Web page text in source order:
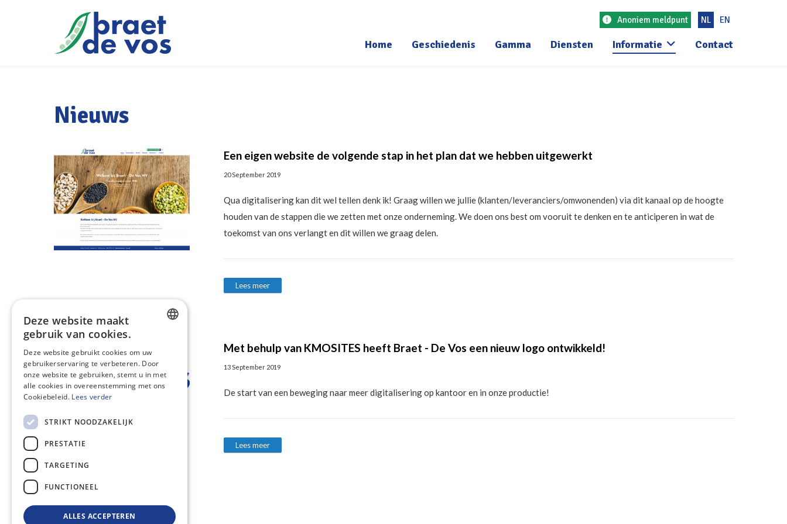
NL EN
Anoniem meldpunt
Home Geschiedenis Gamma Diensten Informatie Contact
Nieuws
Een eigen website de volgende stap in het plan dat we hebben uitgewerkt
20 September 2019
Qua digitalisering kan dit wel tellen denk ik! Graag willen we jullie (klanten/leveranciers/omwonenden) via dit kanaal op de hoogte
houden van de stappen die we zetten met onze onderneming. We doen ons best om vooruit te denken en te anticiperen in wat de
toekomst van ons verlangt en dit willen we graag delen.
Lees meer
Met behulp van KMOSITES heeft Braet - De Vos een nieuw logo ontwikkeld!
13 September 2019
De start van een beweging naar meer digitalisering op kantoor en in onze productie!
Lees meer
ENGLISH
Deze website maakt
gebruik van cookies.
Deze website gebruikt cookies om uw
gebruikerservaring te verbeteren. Door
onze website te gebruiken, stemt u in met
alle cookies in overeenstemming met ons
Cookiebeleid. Lees verder
STRIKT NOODZAKELIJK
PRESTATIE
TARGETING
FUNCTIONEEL
ALLES ACCEPTEREN